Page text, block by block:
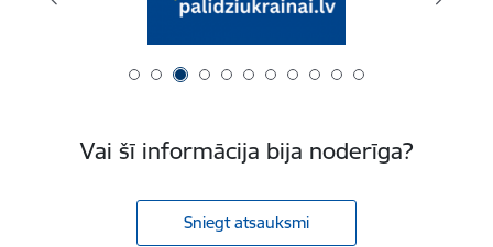
Vai šī informācija bija noderīga?
Sniegt atsauksmi